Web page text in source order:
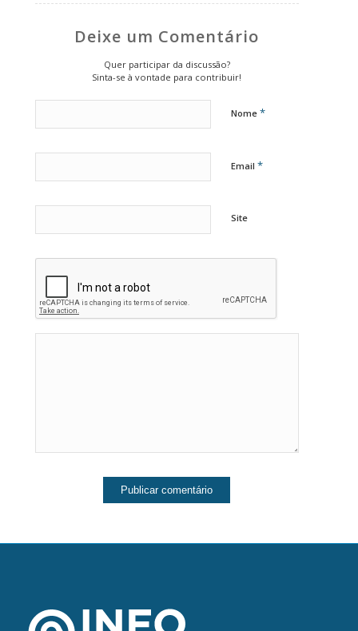
Deixe um Comentário
Quer participar da discussão?
Sinta-se à vontade para contribuir!
Nome *
Email *
Site